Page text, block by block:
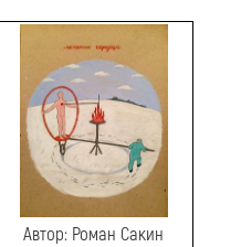
Автор: Роман Сакин